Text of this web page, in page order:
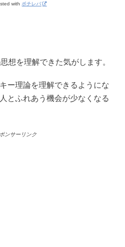
withポチレバ
想を理解できた気がします。
ー理論を理解できるようにな
とふれあう機会が少なくなる
ンサーリンク